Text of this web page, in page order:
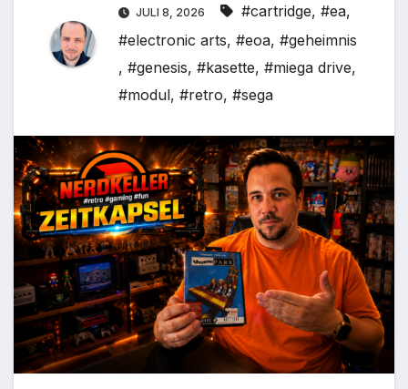
JULI 8, 2026 #cartridge, #ea,
#electronic arts, #eoa, #geheimnis
, #genesis, #kasette, #miega drive,
#modul, #retro, #sega